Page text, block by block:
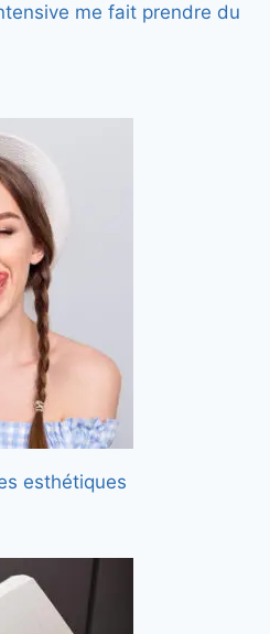
me fait prendre du
esthétiques